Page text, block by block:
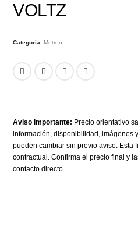
VOLTZ
Categoría: Motron
Aviso importante: Precio orientativo
información, disponibilidad, imágenes
pueden cambiar sin previo aviso. Esta
contractual. Confirma el precio final y
contacto directo.